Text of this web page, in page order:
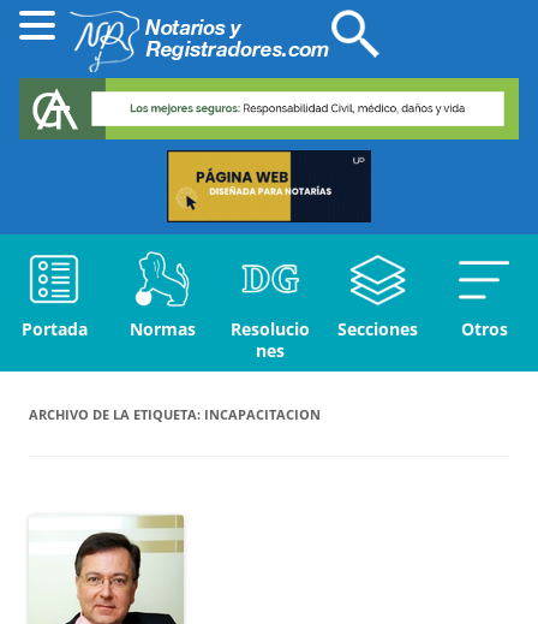
Portada Normas
Resolucio
nes
Secciones Otros
ARCHIVO DE LA ETIQUETA: INCAPACITACION